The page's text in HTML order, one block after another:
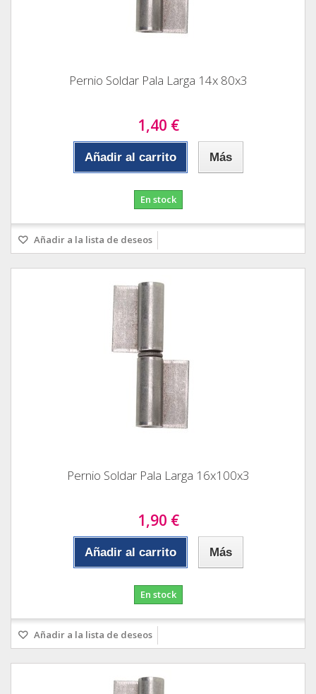
Pernio Soldar Pala Larga 14x 80x3
1,40 €
Añadir al carrito Más
En stock
Añadir a la lista de deseos
Pernio Soldar Pala Larga 16x100x3
1,90 €
Añadir al carrito Más
En stock
Añadir a la lista de deseos